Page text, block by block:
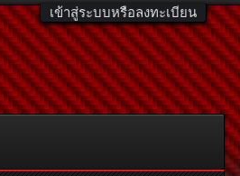
เข้าสู่ระบบหรือลงทะเบียน